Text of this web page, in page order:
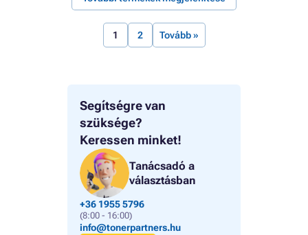
Segítségre van
szüksége?
Keressen minket!
Tanácsadó a
választásban
+36 1955 5796
(8:00 - 16:00)
info@tonerpartners.hu
1 2 Tovább »